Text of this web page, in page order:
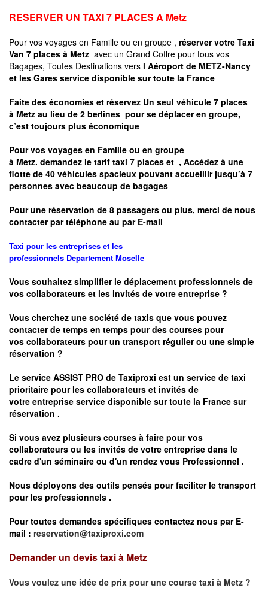
RESERVER UN TAXI 7 PLACES A Metz
Pour vos voyages en Famille ou en groupe , réserver votre Taxi
Van 7 places à Metz avec un Grand Coffre pour tous vos
Bagages, Toutes Destinations vers l Aéroport de METZ-Nancy
et les Gares service disponible sur toute la France
Faite des économies et réservez Un seul véhicule 7 places
à Metz au lieu de 2 berlines pour se déplacer en groupe,
c’est toujours plus économique
Pour vos voyages en Famille ou en groupe
à Metz. demandez le tarif taxi 7 places et , Accédez à une
flotte de 40 véhicules spacieux pouvant accueillir jusqu’à 7
personnes avec beaucoup de bagages
Pour une réservation de 8 passagers ou plus, merci de nous
contacter par téléphone au par E-mail
Taxi pour les entreprises et les
professionnels Departement Moselle
Vous souhaitez simplifier le déplacement professionnels de
vos collaborateurs et les invités de votre entreprise ?
Vous cherchez une société de taxis que vous pouvez
contacter de temps en temps pour des courses pour
vos collaborateurs pour un transport régulierou une simple
réservation ?
Le service ASSIST PRO de Taxiproxi est un service de taxi
prioritaire pour les collaborateurs et invités de
votre entreprise service disponible sur toute la France sur
réservation .
Si vous avez plusieurs courses à faire pour vos
collaborateurs ou les invités de votre entreprise dans le
cadre d'un séminaire ou d'un rendez vous Professionnel .
Nous déployons des outils pensés pour faciliter le transport
pour les professionnels .
Pour toutes demandes spécifiques contactez nous par E-
mail : reservation@taxiproxi.com
Demander un devis taxi à Metz
Vous voulez une idée de prix pour une course taxi à Metz ?